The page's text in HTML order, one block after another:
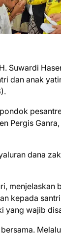
Suwardi
dan anak
Pergis
dana
kepada
yang wajib